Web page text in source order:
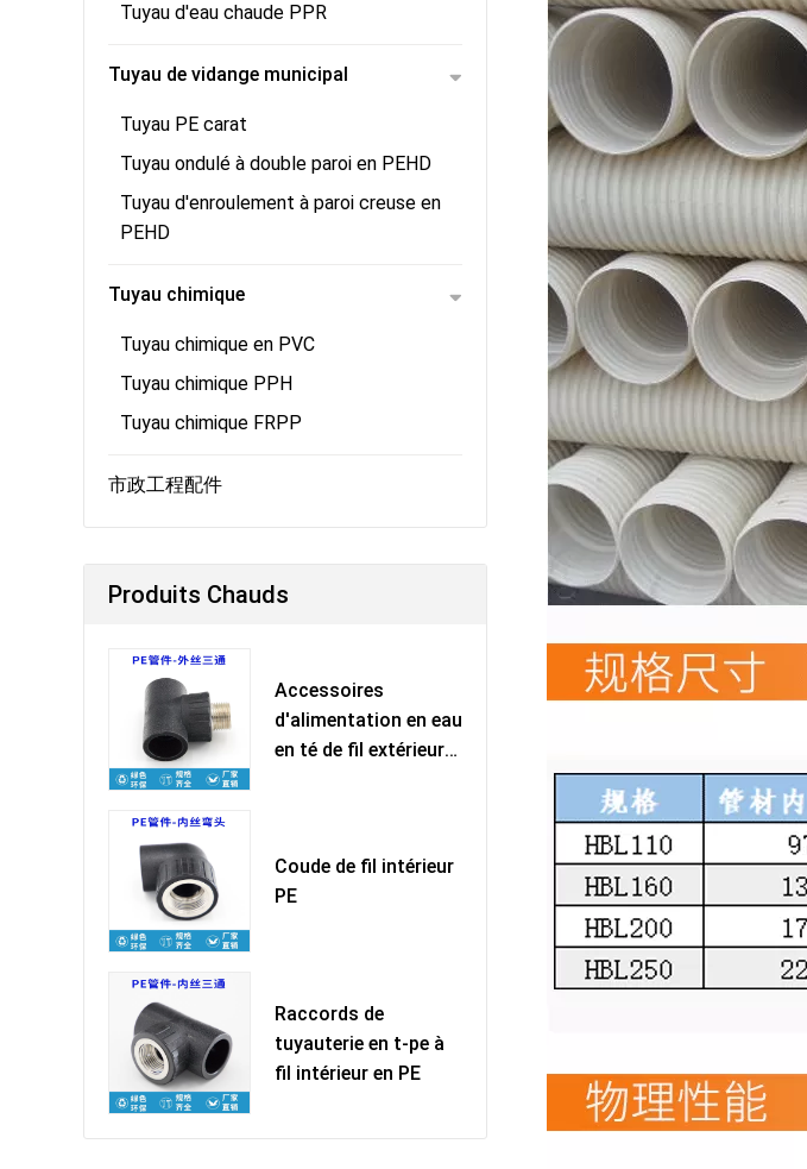
Tuyau d'eau chaude PPR
Tuyau de vidange municipal
Tuyau PE carat
Tuyau ondulé à double paroi en PEHD
Tuyau d'enroulement à paroi creuse en
PEHD
Tuyau chimique
Tuyau chimique en PVC
Tuyau chimique PPH
Tuyau chimique FRPP
市政工程配件
Produits Chauds
Accessoires
d'alimentation en eau
en té de fil extérieur
Coude de fil intérieur
PE
Raccords de
tuyauterie en t-pe à
fil intérieur en PE